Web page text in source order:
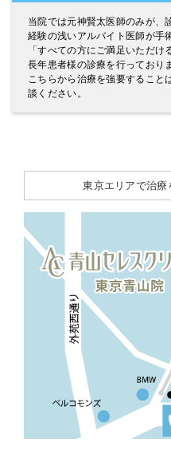
当院では元神賢太医師のみが、
経験の浅いアルバイト医師が手
「すべての方にご満足いただけ
長年患者様の診療を行っており
こちらから治療を強要すること
談ください。
東京エリアで治療